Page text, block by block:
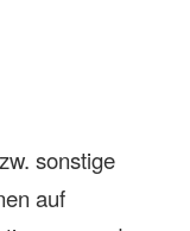
sonstige
auf